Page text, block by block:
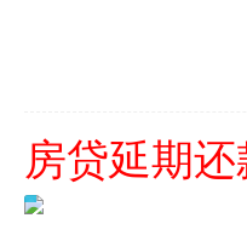
房贷延期